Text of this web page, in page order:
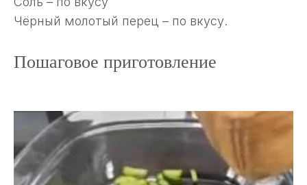
Чёрный молотый перец – по вкусу.
Пошаговое приготовление